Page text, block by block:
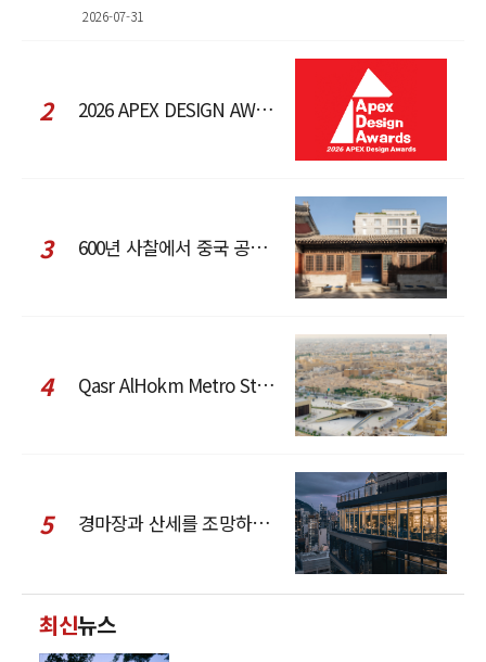
2026-07-31
2 2026 APEX DESIGN AWARDS
3 600년 사찰에서 중국 공예와 현대 패션을 직조한 ZARA x Fanglu Lin Pop-Up
4 Qasr AlHokm Metro Station, 구도심과 현대 공공 인프라의 접점을 제안하다
5 경마장과 산세를 조망하는 CCD Hong Kong Creative Center
최신뉴스